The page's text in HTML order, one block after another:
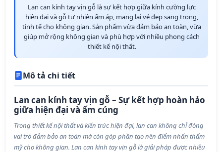
Lan can kính tay vịn gỗ là sự kết hợp giữa kính cường lực
hiện đại và gỗ tự nhiên ấm áp, mang lại vẻ đẹp sang trọng,
tinh tế cho không gian. Sản phẩm vừa đảm bảo an toàn, vừa
giúp mở rộng không gian và phù hợp với nhiều phong cách
thiết kế nội thất.
Mô tả chi tiết
Lan can kính tay vịn gỗ – Sự kết hợp hoàn hảo
giữa hiện đại và ấm cúng
Trong thiết kế nội thất và kiến trúc hiện đại, lan can không chỉ đóng
vai trò đảm bảo an toàn mà còn góp phần tạo nên điểm nhấn thẩm
mỹ cho không gian. Lan can kính tay vịn gỗ là giải pháp được nhiều